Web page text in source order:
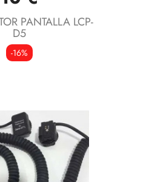
PANTALLA LCP-
D5
-16%